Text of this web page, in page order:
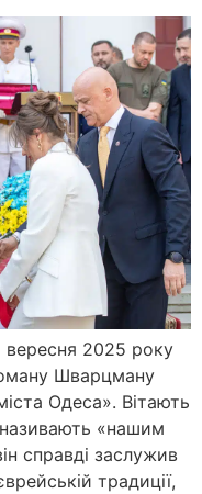
вересня 2025 року
Шварцману
Одеса». Вітають
«нашим
справді заслужив
традиції,